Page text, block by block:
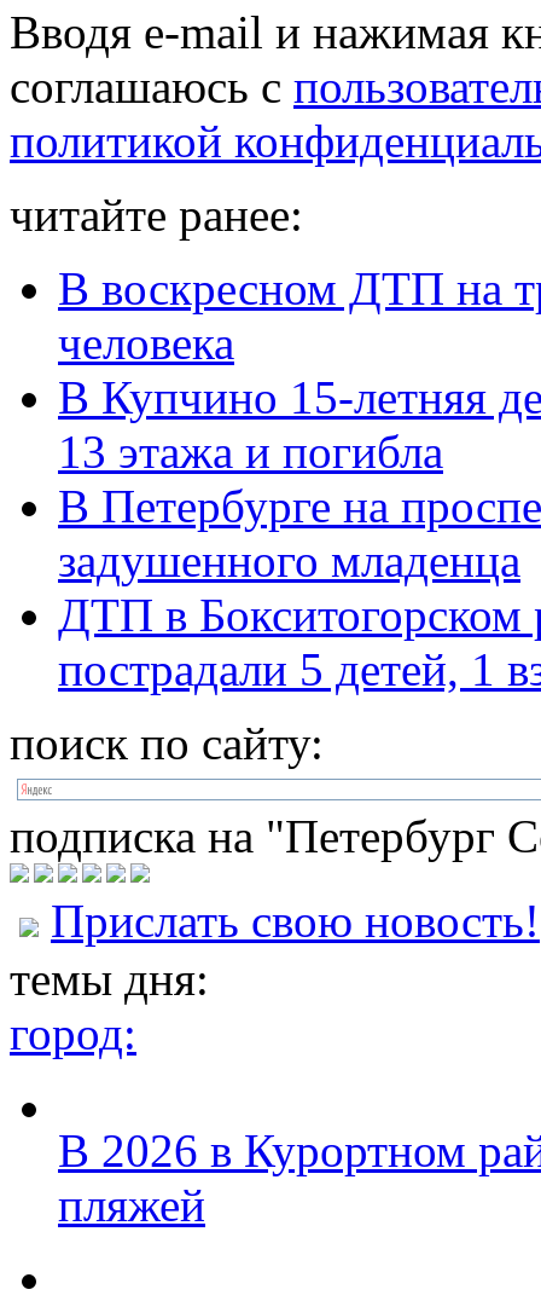
Вводя e-mail и нажимая
соглашаюсь с
политикой
читайте ранее:
В воскресном ДТП на
человека
В Купчино 15-летняя
13 этажа и погибла
В Петербурге на
задушенного младенца
ДТП в Бокситогорском
пострадали 5 детей, 1
поиск по сайту:
подписка на "Петербург
Прислать свою новость!
темы дня:
город:
В 2026 в Курортном
пляжей